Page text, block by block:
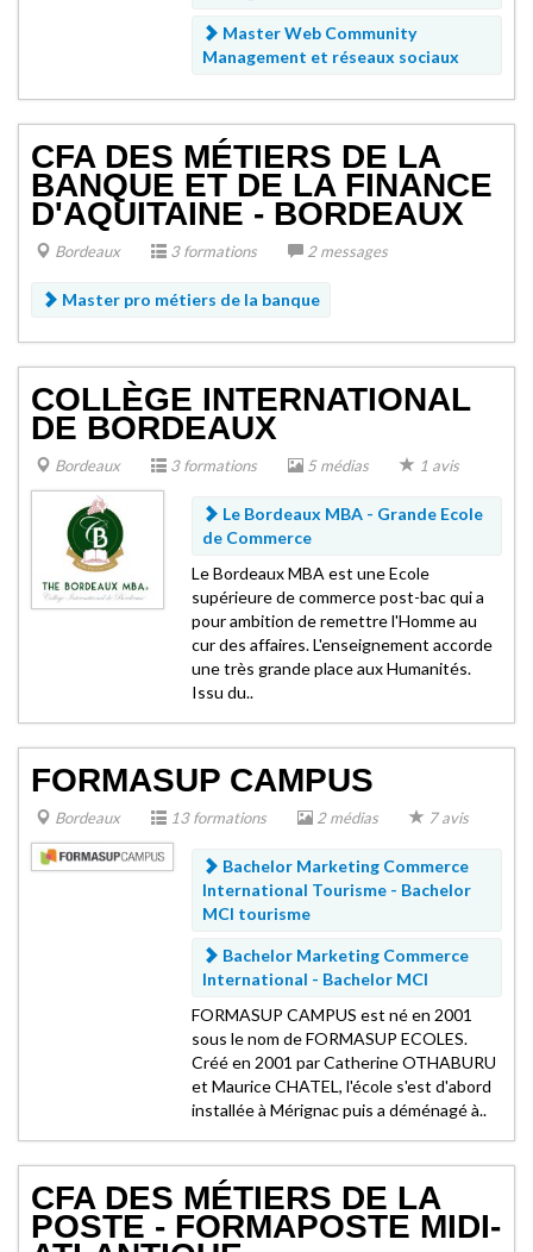
Master Web Community
Management et réseaux sociaux
CFA DES MÉTIERS DE LA
BANQUE ET DE LA FINANCE
D'AQUITAINE - BORDEAUX
Bordeaux 3 formations 2 messages
Master pro métiers de la banque
COLLÈGE INTERNATIONAL
DE BORDEAUX
Bordeaux 3 formations 5 médias 1 avis
Le Bordeaux MBA - Grande Ecole
de Commerce
Le Bordeaux MBA est une Ecole
supérieure de commerce post-bac qui a
pour ambition de remettre l'Homme au
cur des affaires. L'enseignement accorde
une très grande place aux Humanités.
Issu du..
FORMASUP CAMPUS
Bordeaux 13 formations 2 médias 7 avis
Bachelor Marketing Commerce
International Tourisme - Bachelor
MCI tourisme
Bachelor Marketing Commerce
International - Bachelor MCI
FORMASUP CAMPUS est né en 2001
sous le nom de FORMASUP ECOLES.
Créé en 2001 par Catherine OTHABURU
et Maurice CHATEL, l'école s'est d'abord
installée à Mérignac puis a déménagé à..
CFA DES MÉTIERS DE LA
POSTE - FORMAPOSTE MIDI-